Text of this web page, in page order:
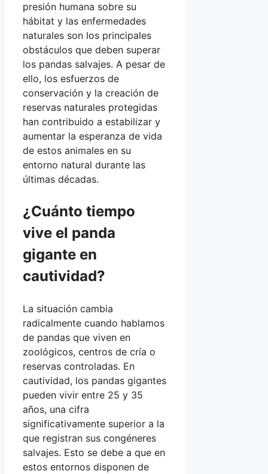
presión humana sobre su
hábitat y las enfermedades
naturales son los principales
obstáculos que deben superar
los pandas salvajes. A pesar de
ello, los esfuerzos de
conservación y la creación de
reservas naturales protegidas
han contribuido a estabilizar y
aumentar la esperanza de vida
de estos animales en su
entorno natural durante las
últimas décadas.
¿Cuánto tiempo
vive el panda
gigante en
cautividad?
La situación cambia
radicalmente cuando hablamos
de pandas que viven en
zoológicos, centros de cría o
reservas controladas. En
cautividad, los pandas gigantes
pueden vivir entre 25 y 35
años, una cifra
significativamente superior a la
que registran sus congéneres
salvajes. Esto se debe a que en
estos entornos disponen de